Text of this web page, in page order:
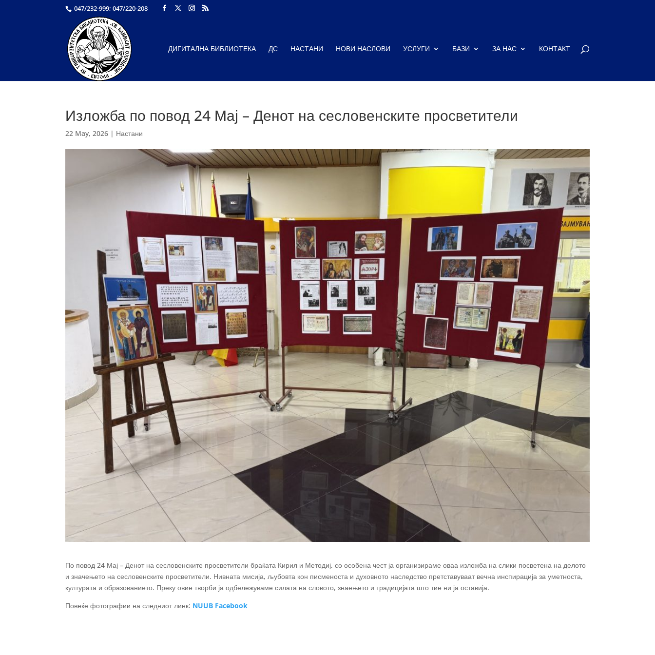
047/232-999; 047/220-208
ДИГИТАЛНА БИБЛИОТЕКА ДС НАСТАНИ НОВИ НАСЛОВИ УСЛУГИ БАЗИ ЗА НАС КОНТАКТ
Изложба по повод 24 Мај – Денот на сесловенските просветители
22 May, 2026 | Настани
По повод 24 Мај – Денот на сесловенските просветители браќата Кирил и Методиј, со особена чест ја организираме оваа изложба на слики посветена на делото
и значењето на сесловенските просветители. Нивната мисија, љубовта кон писменоста и духовното наследство претставуваат вечна инспирација за уметноста,
културата и образованието. Преку овие творби ја одбележуваме силата на словото, знаењето и традицијата што тие ни ја оставија.
Повеќе фотографии на следниот линк: NUUB Facebook